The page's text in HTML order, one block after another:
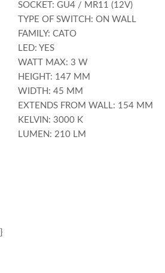
SOCKET: GU4 / MR11 (12V)
TYPE OF SWITCH: ON WALL
FAMILY: CATO
LED: YES
WATT MAX: 3 W
HEIGHT: 147 MM
WIDTH: 45 MM
EXTENDS FROM WALL: 154 MM
KELVIN: 3000 K
LUMEN: 210 LM
}